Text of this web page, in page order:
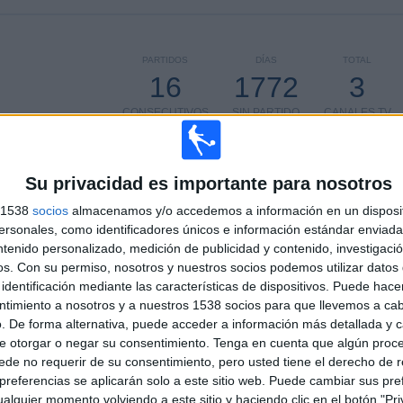
Su privacidad es importante para nosotros
socios almacenamos y/o accedemos a información en un
como identificadores únicos e información estándar
personalizado, medición de publicidad y contenido,
Con su permiso, nosotros y nuestros socios podemos utilizar datos
mediante las características de dispositivos. Puede
a nosotros y a nuestros 1538 socios para que llevemos a
De forma alternativa, puede acceder a información más detallada y
otorgar o negar su consentimiento. Tenga en cuenta que algún
no requerir de su consentimiento, pero usted tiene el derecho de
se aplicarán solo a este sitio web. Puede cambiar sus
momento volviendo a este sitio y haciendo clic en el botón
TOTAL
3
CANALES TV
DÍAS
1772
SIN PARTIDO
PARTIDOS
16
CONSECUTIVOS
DE PAGO
13
RIVALES
MÁXIMO
2
VS København
TOTAL
2
COMPETICIONES
RANKING POR COMPETICIONES
Conference League
11 (68,75%)
Champions League
5 (31,25%)
Ver ranking completo